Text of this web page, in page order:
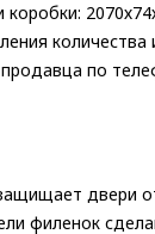
по
двери
филенок